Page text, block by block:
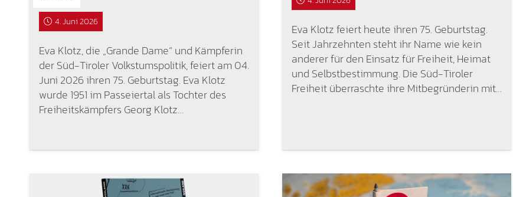
4. Juni 2026
Eva Klotz, die „Grande Dame“ und Kämpferin
der Süd-Tiroler Volkstumspolitik, feiert am 04.
Juni 2026 ihren 75. Geburtstag. Eva Klotz
wurde 1951 im Passeiertal als Tochter des
Freiheitskämpfers Georg Klotz…
Eva Klotz feiert heute ihren 75. Geburtstag.
Seit Jahrzehnten steht ihr Name wie kein
anderer für den Einsatz für Freiheit, Heimat
und Selbstbestimmung. Die Süd-Tiroler
Freiheit überraschte ihre Mitbegründerin mit…